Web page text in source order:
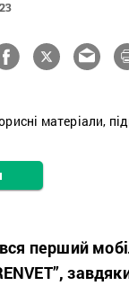
матеріали,
перший